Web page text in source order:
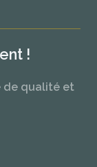
!
de qualité et